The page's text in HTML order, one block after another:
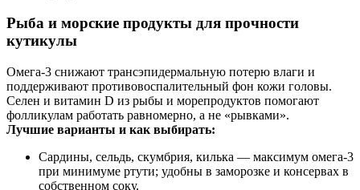
Рыба и морские продукты для прочности
кутикулы
Омега‑3 снижают трансэпидермальную потерю влаги и
поддерживают противовоспалительный фон кожи головы.
Селен и витамин D из рыбы и морепродуктов помогают
фолликулам работать равномерно, а не «рывками».
Лучшие варианты и как выбирать:
Сардины, сельдь, скумбрия, килька — максимум омега‑3
при минимуме ртути; удобны в заморозке и консервах в
собственном соку.